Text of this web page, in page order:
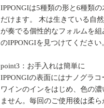
IPPONGIは5種類の形と6種類
だけます。 木は生きている自
が奏でる個性的なフォルムを
のIPPONGIを見つけてください
point3：お手入れは簡単に
IPPONGIの表面にはナノグラ
ワインのインをはじめ、色の
ません。毎回のご使用後は柔